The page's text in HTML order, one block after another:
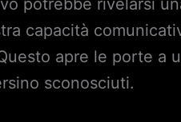
potrebbe rivelarsi
capacità
apre le porte a
sconosciuti.